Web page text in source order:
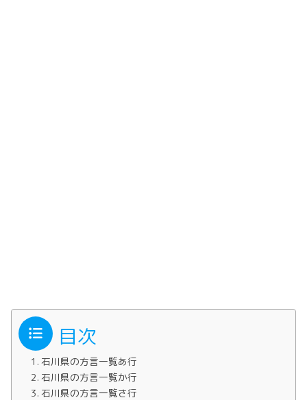
目次
石川県の方言一覧あ行
石川県の方言一覧か行
石川県の方言一覧さ行